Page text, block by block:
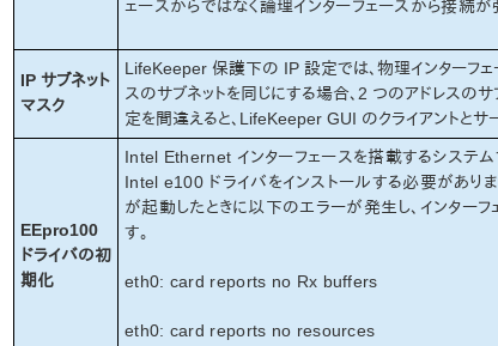
ェースからではなく論理インターフェースから接続が
IP サブネット
マスク
LifeKeeper 保護下の IP 設定では、物理インターフ
スのサブネットを同じにする場合、2 つのアドレスの
定を間違えると、LifeKeeper GUI のクライアントと
EEpro100
ドライバの初
期化
Intel Ethernet インターフェースを搭載するシステ
Intel e100 ドライバをインストールする必要があり
が起動したときに以下のエラーが発生し、インターフ
す。
eth0: card reports no Rx buffers
eth0: card reports no resources